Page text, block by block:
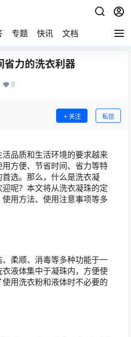
专题 快讯 文档
省力的洗衣利器
0
关注 私信
品质和生活环境的要求越来
方便、节省时间、省力等特
选。那么，什么是洗衣凝
呢？本文将从洗衣凝珠的定
用方法、使用注意事项等多
柔顺、消毒等多种功能于一
液体集中于凝珠内，方便使
用洗衣粉和液体时不必要的